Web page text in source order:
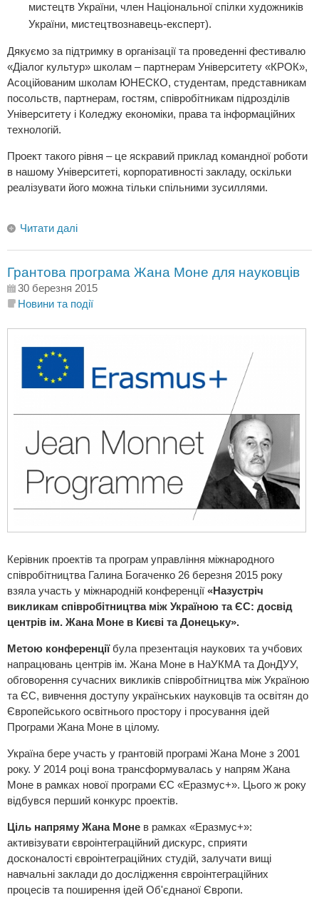
мистецтв України, член Національної спілки художників
України, мистецтвознавець-експерт).
Дякуємо за підтримку в організації та проведенні фестивалю
«Діалог культур» школам – партнерам Університету «КРОК»,
Асоційованим школам ЮНЕСКО, студентам, представникам
посольств, партнерам, гостям, співробітникам підрозділів
Університету і Коледжу економіки, права та інформаційних
технологій.
Проект такого рівня – це яскравий приклад командної роботи
в нашому Університеті, корпоративності закладу, оскільки
реалізувати його можна тільки спільними зусиллями.
Читати далі
Грантова програма Жана Моне для науковців
30 березня 2015
Новини та події
Керівник проектів та програм управління міжнародного
співробітництва Галина Богаченко 26 березня 2015 року
взяла участь у міжнародній конференції «Назустріч
викликам співробітництва між Україною та ЄС: досвід
центрів ім. Жана Моне в Києві та Донецьку».
Метою конференції була презентація наукових та учбових
напрацювань центрів ім. Жана Моне в НаУКМА та ДонДУУ,
обговорення сучасних викликів співробітництва між Україною
та ЄС, вивчення доступу українських науковців та освітян до
Європейського освітнього простору і просування ідей
Програми Жана Моне в цілому.
Україна бере участь у грантовій програмі Жана Моне з 2001
року. У 2014 році вона трансформувалась у напрям Жана
Моне в рамках нової програми ЄС «Еразмус+». Цього ж року
відбувся перший конкурс проектів.
Ціль напряму Жана Моне в рамках «Еразмус+»:
активізувати євроінтеграційний дискурс, сприяти
досконалості євроінтеграційних студій, залучати вищі
навчальні заклади до дослідження євроінтеграційних
процесів та поширення ідей Об'єднаної Європи.